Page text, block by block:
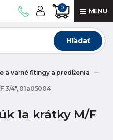
0 MENU
Hľadať
a varné fitingy a predĺženia
3/4", 01a05004
1a krátky M/F